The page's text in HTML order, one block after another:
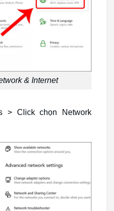
& Internet
> Click chọn Network